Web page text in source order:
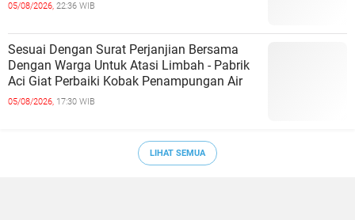
05/08/2026, 22:36 WIB
Sesuai Dengan Surat Perjanjian Bersama
Dengan Warga Untuk Atasi Limbah - Pabrik
Aci Giat Perbaiki Kobak Penampungan Air
05/08/2026, 17:30 WIB
LIHAT SEMUA